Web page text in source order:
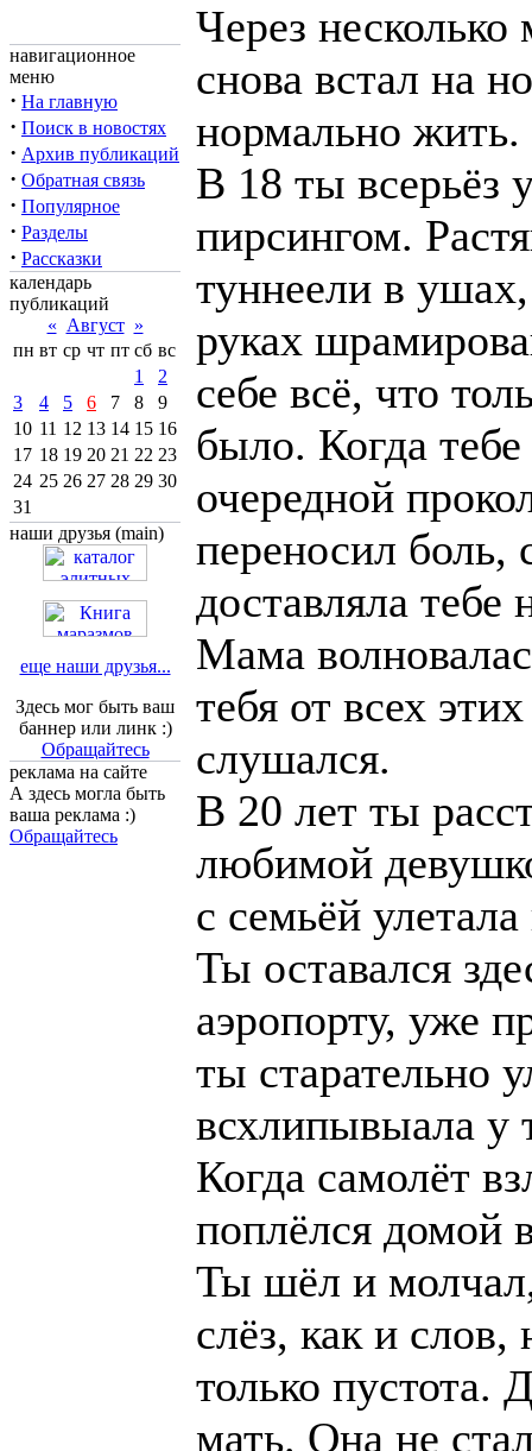
навигационное
меню
· На главную
· Поиск в новостях
· Архив публикаций
· Обратная связь
· Популярное
· Разделы
· Рассказки
календарь
публикаций
« Август »
пн вт ср чт пт сб вс
1
2
3
4 5 6 7 8
9
10 11 12 13 14 15 16
17 18 19 20 21 22 23
24 25 26 27 28 29 30
31
наши друзья (main)
еще наши друзья...
Здесь мог быть ваш
баннер или линк :)
Обращайтесь
реклама на сайте
А здесь могла быть
ваша реклама :)
Обращайтесь
Через
снова встал на
нормально жить.
В 18 ты всерьёз
пирсингом.
туннеели в
руках
себе всё, что
было. Когда
очередной
переносил боль,
доставляла тебе
Мама
тебя от всех
слушался.
В 20 лет ты
любимой
с семьёй
Ты оставался
аэропорту, уже
ты старательно
всхлипывыала у
Когда самолёт
поплёлся домой
Ты шёл и
слёз, как и слов,
только пустота.
мать. Она не